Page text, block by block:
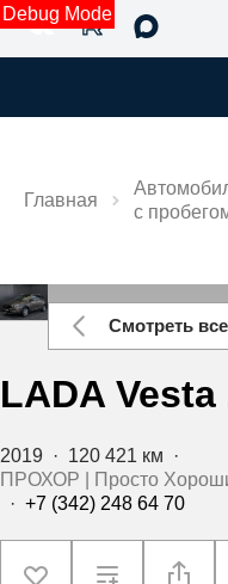
Debug Mode
Главная
с
Смотреть все
LADA Vesta
2019 · 120 421 км ·
ПРОХОР | Просто
· +7 (342) 248 64 70